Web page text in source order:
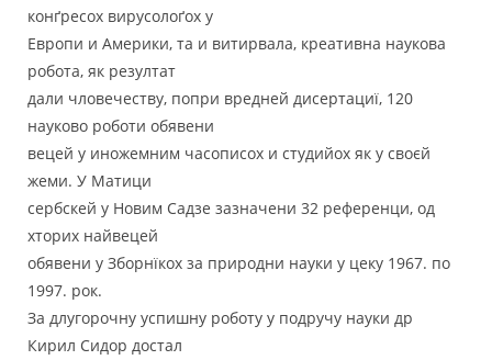
конґресох вирусолоґох у
Европи и Америки, та и витирвала, креативна наукова
робота, як резултат
дали чловечеству, попри вредней дисертациї, 120
науково роботи обявени
вецей у иножемним часописох и студийох як у своєй
жеми. У Матици
сербскей у Новим Садзе зазначени 32 референци, од
хторих найвецей
обявени у Зборнїкох за природни науки у цеку 1967. по
1997. рок.
За длугорочну успишну роботу у подручу науки др
Кирил Сидор достал